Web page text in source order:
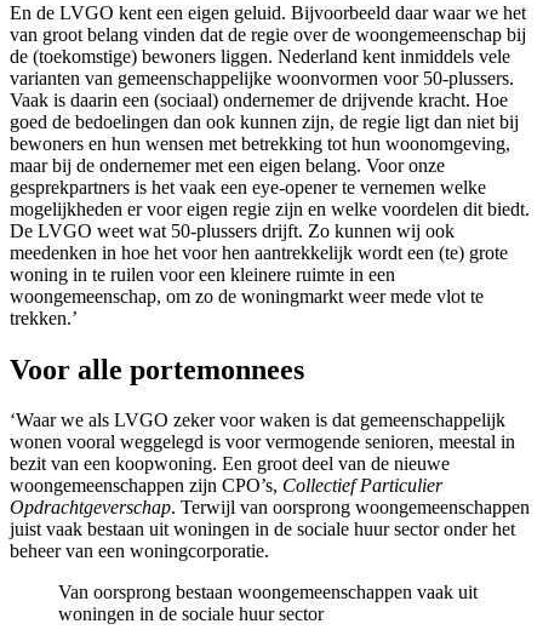
En de LVGO kent een eigen geluid. Bijvoorbeeld daar waar we het
van groot belang vinden dat de regie over de woongemeenschap bij
de (toekomstige) bewoners liggen. Nederland kent inmiddels vele
varianten van gemeenschappelijke woonvormen voor 50-plussers.
Vaak is daarin een (sociaal) ondernemer de drijvende kracht. Hoe
goed de bedoelingen dan ook kunnen zijn, de regie ligt dan niet bij
bewoners en hun wensen met betrekking tot hun woonomgeving,
maar bij de ondernemer met een eigen belang. Voor onze
gesprekpartners is het vaak een eye-opener te vernemen welke
mogelijkheden er voor eigen regie zijn en welke voordelen dit biedt.
De LVGO weet wat 50-plussers drijft. Zo kunnen wij ook
meedenken in hoe het voor hen aantrekkelijk wordt een (te) grote
woning in te ruilen voor een kleinere ruimte in een
woongemeenschap, om zo de woningmarkt weer mede vlot te
trekken.’
Voor alle portemonnees
‘Waar we als LVGO zeker voor waken is dat gemeenschappelijk
wonen vooral weggelegd is voor vermogende senioren, meestal in
bezit van een koopwoning. Een groot deel van de nieuwe
woongemeenschappen zijn CPO’s, Collectief Particulier
Opdrachtgeverschap. Terwijl van oorsprong woongemeenschappen
juist vaak bestaan uit woningen in de sociale huur sector onder het
beheer van een woningcorporatie.
Van oorsprong bestaan woongemeenschappen vaak uit
woningen in de sociale huur sector